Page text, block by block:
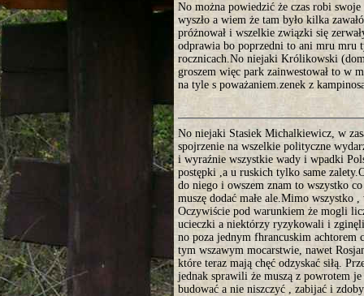
No można powiedzić że czas robi
wyszło a wiem że tam było kilka
próżnował i wszelkie związki się
odprawia bo poprzedni to ani mru mru
rocznicach.No niejaki Królikowski
groszem więc park zainwestował to w
na tyle s poważaniem.zenek z
No niejaki Stasiek Michalkiewicz, w
spojrzenie na wszelkie polityczne
i wyraźnie wszystkie wady i wpadki
postępki ,a u ruskich tylko same
do niego i owszem znam to wszystko
muszę dodać małe ale.Mimo wszystko
Oczywiście pod warunkiem że mogli
ucieczki a niektórzy ryzykowali i
no poza jednym fhrancuskim achtorem
tym wszawym mocarstwie, nawet
które teraz mają chęć odzyskać siłą.
jednak sprawili że muszą z powrotem
budować a nie niszczyć , zabijać i